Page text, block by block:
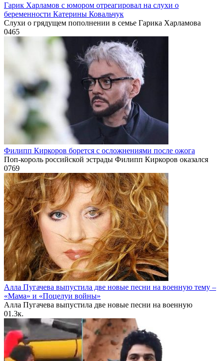
Гарик Харламов с юмором отреагировал на слухи о
беременности Катерины Ковальчук
Слухи о грядущем пополнении в семье Гарика Харламова
0465
Филипп Киркоров борется с осложнениями после ожога
Поп-король российской эстрады Филипп Киркоров оказался
0769
Алла Пугачева выпустила две новые песни на военную тему –
«Мама» и «Поцелуи войны»
Алла Пугачева выпустила две новые песни на военную
01.3к.